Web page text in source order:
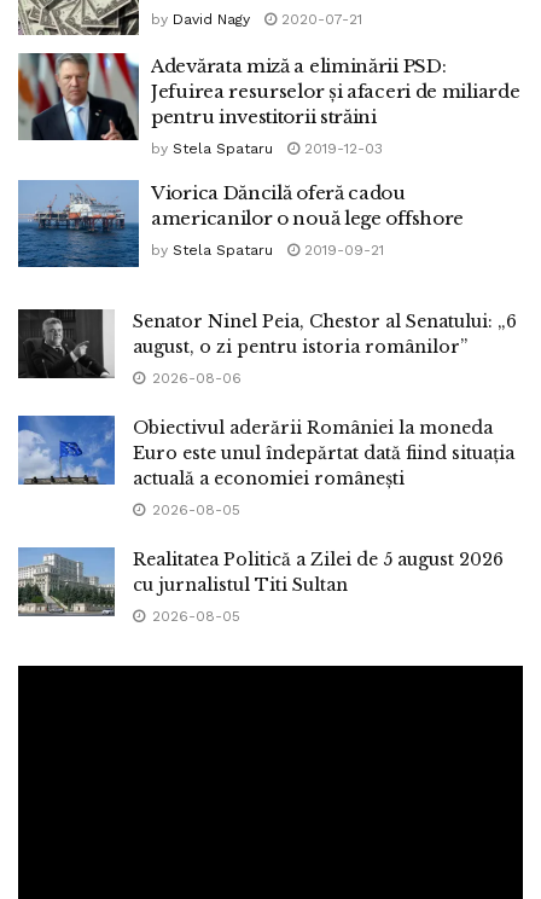
by David Nagy 2020-07-21
Adevărata miză a eliminării PSD:
Jefuirea resurselor și afaceri de miliarde
pentru investitorii străini
by Stela Spataru 2019-12-03
Viorica Dăncilă oferă cadou
americanilor o nouă lege offshore
by Stela Spataru 2019-09-21
Senator Ninel Peia, Chestor al Senatului: „6
august, o zi pentru istoria românilor”
2026-08-06
Obiectivul aderării României la moneda
Euro este unul îndepărtat dată fiind situația
actuală a economiei românești
2026-08-05
Realitatea Politică a Zilei de 5 august 2026
cu jurnalistul Titi Sultan
2026-08-05